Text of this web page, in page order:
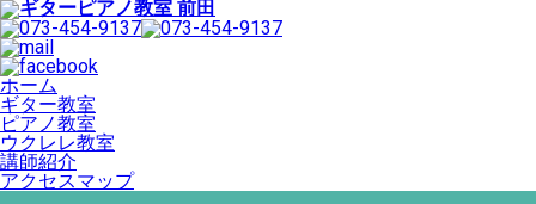
ホーム
ギター教室
ピアノ教室
ウクレレ教室
講師紹介
アクセスマップ